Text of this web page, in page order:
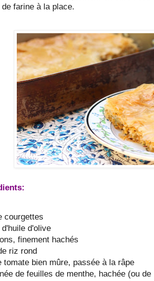
farine à la place.
courgettes
d'huile d'olive
finement hachés
riz rond
tomate bien mûre, passée à la râpe
de feuilles de menthe, hachée (ou